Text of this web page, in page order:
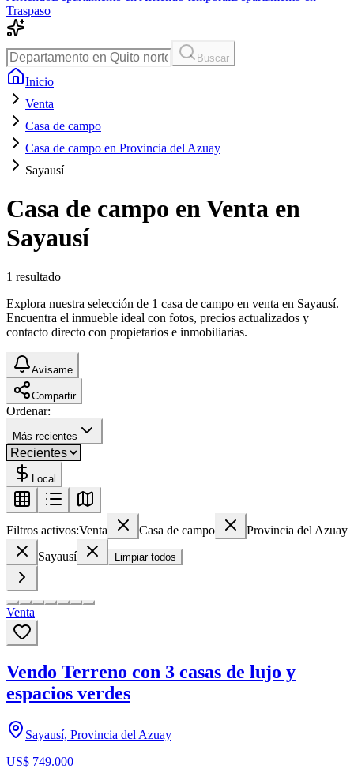
Traspaso
Buscar
Inicio
Venta
Casa de campo
Casa de campo en Provincia del Azuay
Sayausí
Casa de campo en Venta en
Sayausí
1 resultado
Explora nuestra selección de 1 casa de campo en venta en Sayausí.
Encuentra el inmueble ideal con fotos, precios actualizados y
contacto directo con propietarios e inmobiliarias.
Avísame
Compartir
Ordenar:
Más recientes
Local
Filtros activos:Venta Casa de campo
Provincia del Azuay
Sayausí
Limpiar todos
Venta
Vendo Terreno con 3 casas de lujo y
espacios verdes
Sayausí, Provincia del Azuay
US$ 749.000